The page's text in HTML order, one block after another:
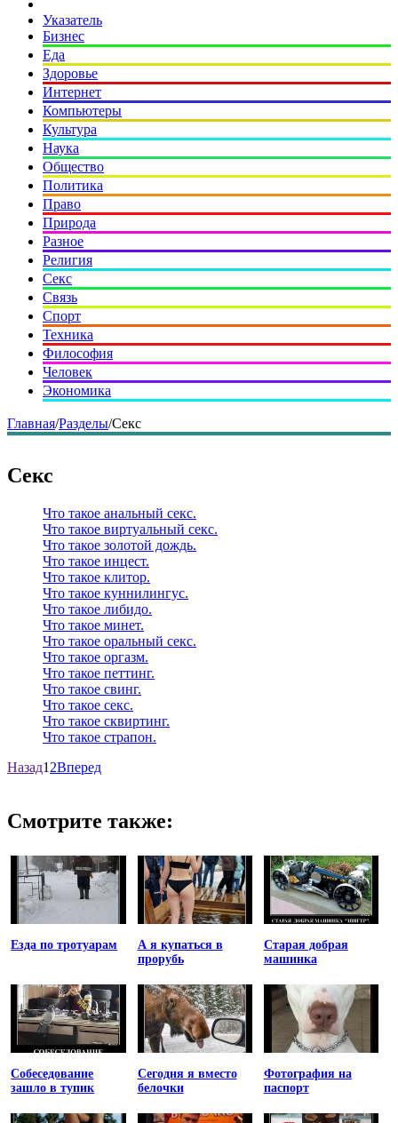
Указатель
Бизнес
Еда
Здоровье
Интернет
Компьютеры
Культура
Наука
Общество
Политика
Право
Природа
Разное
Религия
Секс
Связь
Спорт
Техника
Философия
Человек
Экономика
Главная/Разделы/Секс
Секс
Что такое анальный секс.
Что такое виртуальный секс.
Что такое золотой дождь.
Что такое инцест.
Что такое клитор.
Что такое куннилингус.
Что такое либидо.
Что такое минет.
Что такое оральный секс.
Что такое оргазм.
Что такое петтинг.
Что такое свинг.
Что такое секс.
Что такое сквиртинг.
Что такое страпон.
Назад1 2Вперед
Смотрите также:
Езда по тротуарам
А я купаться в
прорубь
Старая добрая
машинка
Собеседование
зашло в тупик
Сегодня я вместо
белочки
Фотография на
паспорт